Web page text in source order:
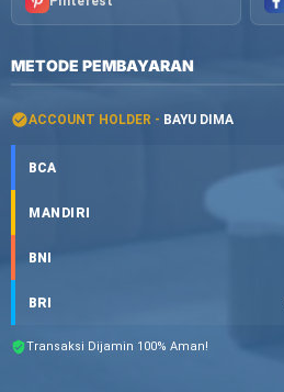
METODE PEMBAYARAN
ACCOUNT HOLDER - BAYU DIMA
BCA
MANDIRI
BNI
BRI
Transaksi Dijamin 100% Aman!